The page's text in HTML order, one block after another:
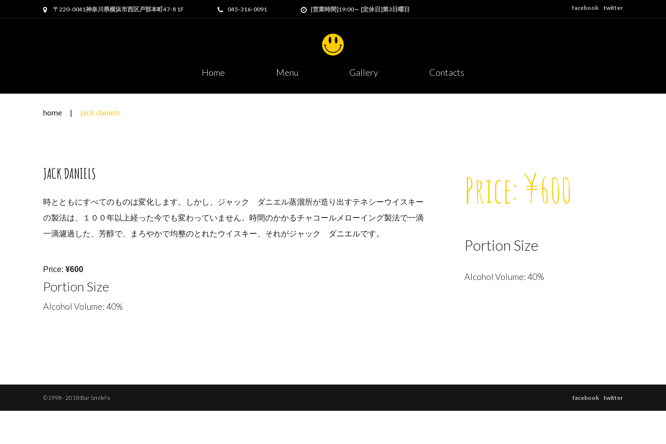
to
〒220-0041神奈川県横浜市西区戸部本町47-8 1F 045-316-0091 [営業時間]19:00～ [定休日]第3日曜日 facebook twitter
Home Menu Gallery Contacts
home | jack daniels
JACK DANIELS
時とともにすべてのものは変化します。しかし、ジャック ダニエル蒸溜所が造り出すテネシーウイスキー
の製法は、１００年以上経った今でも変わっていません。時間のかかるチャコールメローイング製法で一滴
一滴濾過した、芳醇で、まろやかで均整のとれたウイスキー、それがジャック ダニエルです。
Price: ¥600
Portion Size
Alcohol Volume: 40%
Price: ¥600
Portion Size
Alcohol Volume: 40%
©1998 - 2018 Bar Smile\'s facebook twitter